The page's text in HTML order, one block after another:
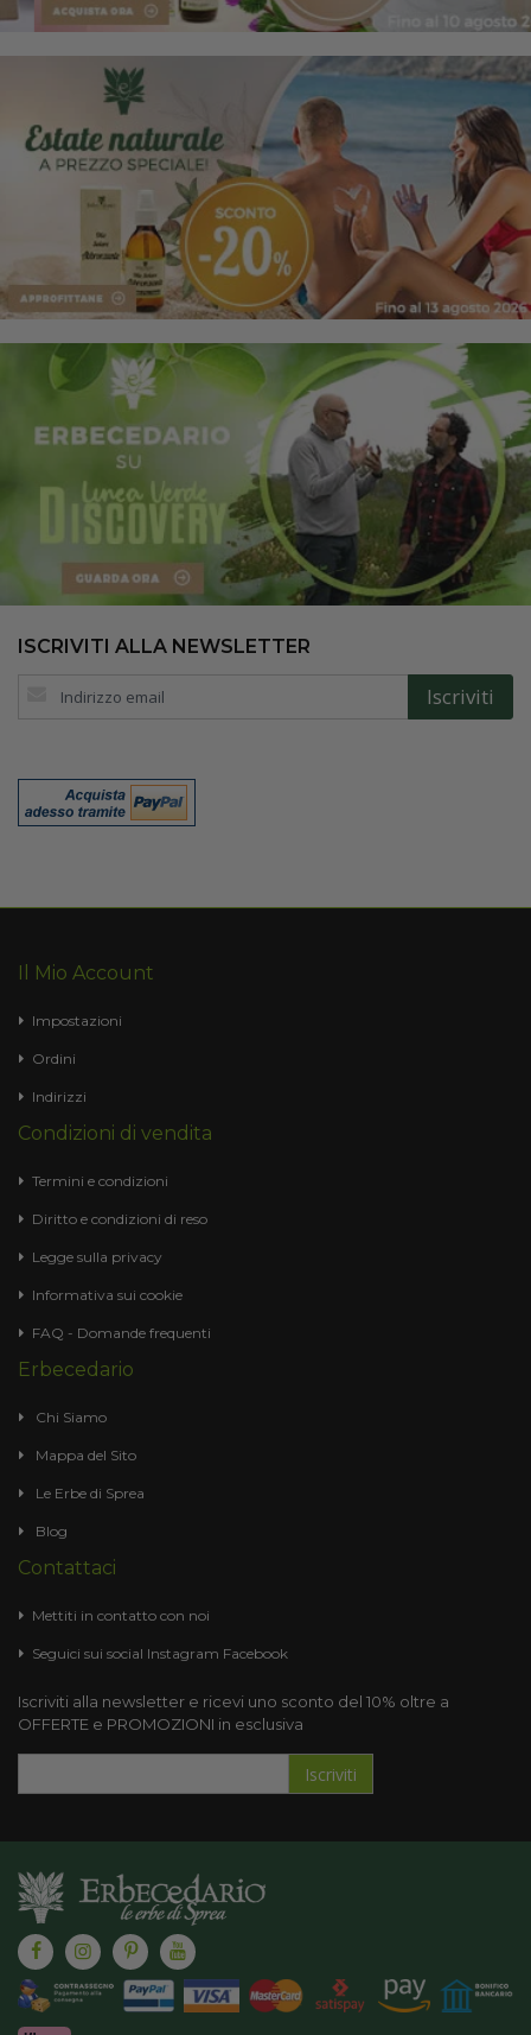
ISCRIVITI ALLA NEWSLETTER
Iscriviti
Il Mio Account
Impostazioni
Ordini
Indirizzi
Condizioni di vendita
Termini e condizioni
Diritto e condizioni di reso
Legge sulla privacy
Informativa sui cookie
FAQ - Domande frequenti
Erbecedario
Chi Siamo
Mappa del Sito
Le Erbe di Sprea
Blog
Contattaci
Mettiti in contatto con noi
Seguici sui social Instagram Facebook
Iscriviti alla newsletter e ricevi uno sconto del 10% oltre a
OFFERTE e PROMOZIONI in esclusiva
Iscriviti